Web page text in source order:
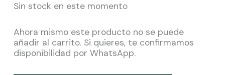
Sin stock en este momento
Ahora mismo este producto no se puede
añadir al carrito. Si quieres, te confirmamos
disponibilidad por WhatsApp.